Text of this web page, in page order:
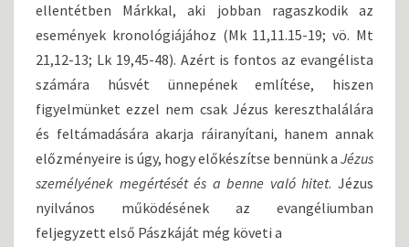
A
J
A
ellentétben Márkkal, aki jobban ragaszkodik az
események kronológiájához (Mk 11,11.15-19; vö. Mt
21,12-13; Lk 19,45-48). Azért is fontos az evangélista
számára húsvét ünnepének említése, hiszen
figyelmünket ezzel nem csak Jézus kereszthalálára
és feltámadására akarja ráiranyítani, hanem annak
előzményeire is úgy, hogy előkészítse bennünk a Jézus
személyének megértését és a benne való hitet. Jézus
nyilvános működésének az evangéliumban
feljegyzett első Pászkáját még követi a